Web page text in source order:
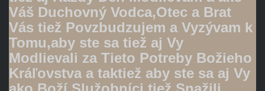
Váš Duchovný Vodca,Otec a Brat
Vás tiež Povzbudzujem a Vyzývam k
Tomu,aby ste sa tiež aj Vy
Modlievali za Tieto Potreby Božieho
Kráľovstva a taktiež aby ste sa aj Vy